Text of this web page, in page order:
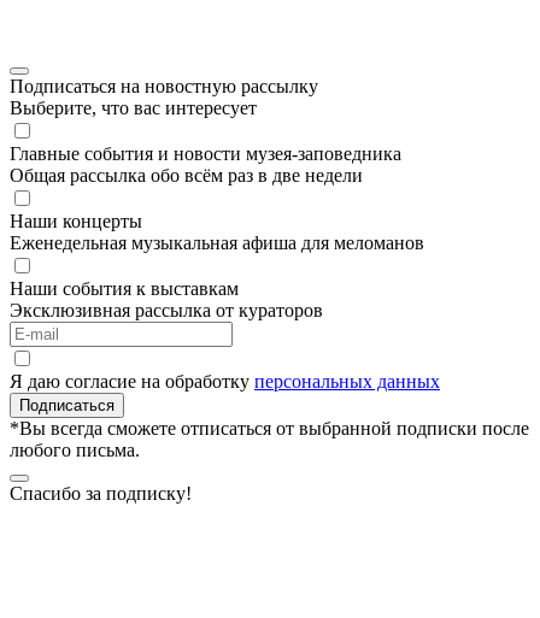
Подписаться на новостную рассылку
Выберите, что вас интересует
Главные события и новости музея-заповедника
Общая рассылка обо всём раз в две недели
Наши концерты
Еженедельная музыкальная афиша для меломанов
Наши события к выставкам
Эксклюзивная рассылка от кураторов
Я даю согласие на обработку персональных данных
Подписаться
*Вы всегда сможете отписаться от выбранной подписки после
любого письма.
Спасибо за подписку!